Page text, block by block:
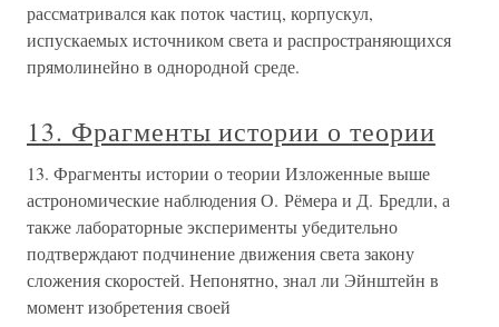
рассматривался как поток частиц, корпускул,
испускаемых источником света и распространяющихся
прямолинейно в однородной среде.
13. Фрагменты истории о теории
13. Фрагменты истории о теории Изложенные выше
астрономические наблюдения О. Рёмера и Д. Бредли, а
также лабораторные эксперименты убедительно
подтверждают подчинение движения света закону
сложения скоростей. Непонятно, знал ли Эйнштейн в
момент изобретения своей